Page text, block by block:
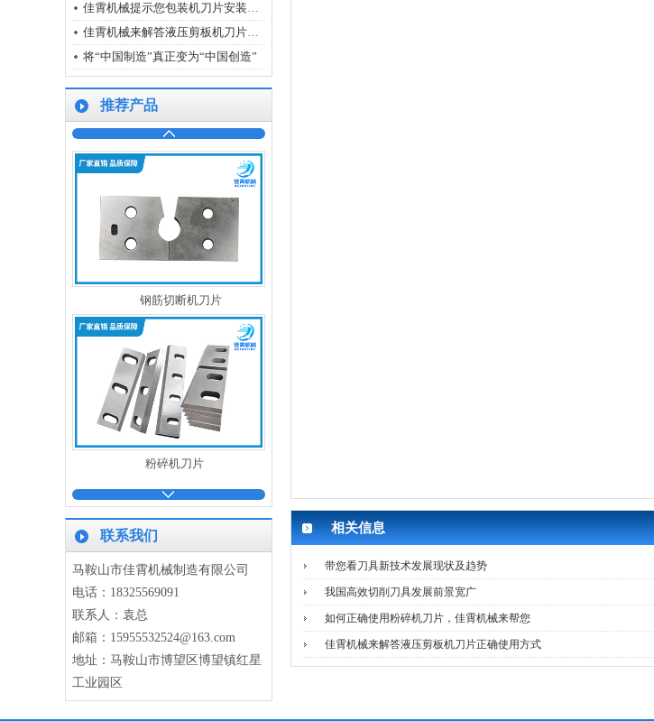
佳霄机械提示您包装机刀片安装时要注意哪几点
佳霄机械来解答液压剪板机刀片正确使用方式
将“中国制造”真正变为“中国创造”
推荐产品
粉碎机刀片
钢筋切断机刀片
粉碎机刀片
削片机刀片
联系我们
马鞍山市佳霄机械制造有限公司
电话：18325569091
联系人：袁总
邮箱：15955532524@163.com
地址：马鞍山市博望区博望镇红星
工业园区
相关信息
带您看刀具新技术发展现状及趋势
我国高效切削刀具发展前景宽广
如何正确使用粉碎机刀片，佳霄机械来帮您
佳霄机械来解答液压剪板机刀片正确使用方式